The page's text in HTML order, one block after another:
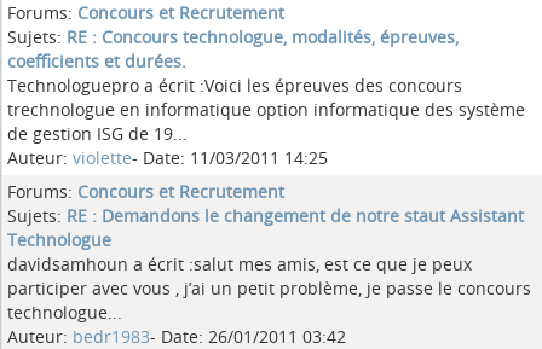
Forums: Concours et Recrutement
Sujets: RE : Concours technologue, modalités, épreuves,
coefficients et durées.
Technologuepro a écrit :Voici les épreuves des concours
trechnologue en informatique option informatique des système
de gestion ISG de 19...
Auteur: violette- Date: 11/03/2011 14:25
Forums: Concours et Recrutement
Sujets: RE : Demandons le changement de notre staut Assistant
Technologue
davidsamhoun a écrit :salut mes amis, est ce que je peux
participer avec vous , j’ai un petit problème, je passe le concours
technologue...
Auteur: bedr1983- Date: 26/01/2011 03:42